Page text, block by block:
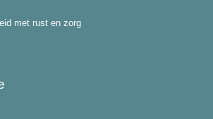
met rust en zorg